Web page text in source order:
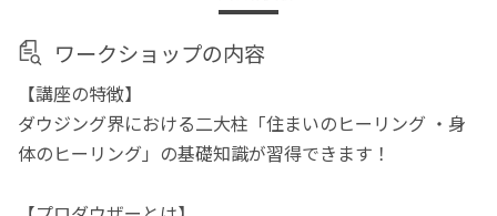
ワークショップの内容
【講座の特徴】
ダウジング界における二大柱「住まいのヒーリング ・身
体のヒーリング」の基礎知識が習得できます！